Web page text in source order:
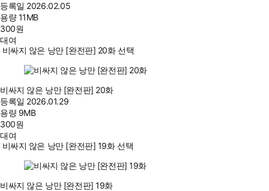
등록일 2026.02.05
용량11MB
300원
대여
비싸지 않은 낭만 [완전판] 20화 선택
비싸지 않은 낭만 [완전판] 20화
등록일 2026.01.29
용량 9MB
300원
대여
비싸지 않은 낭만 [완전판] 19화 선택
비싸지 않은 낭만 [완전판] 19화